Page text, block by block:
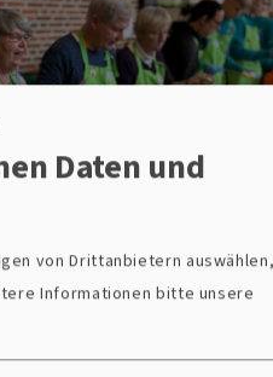
steht jede Christin und
Verhältnis zu Gott.
zur Vermittlung des
Daten und
von Drittanbietern
Informationen bitte unsere